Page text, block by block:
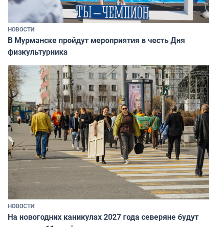
НОВОСТИ
В Мурманске пройдут мероприятия в честь Дня
физкультурника
НОВОСТИ
На новогодних каникулах 2027 года северяне будут